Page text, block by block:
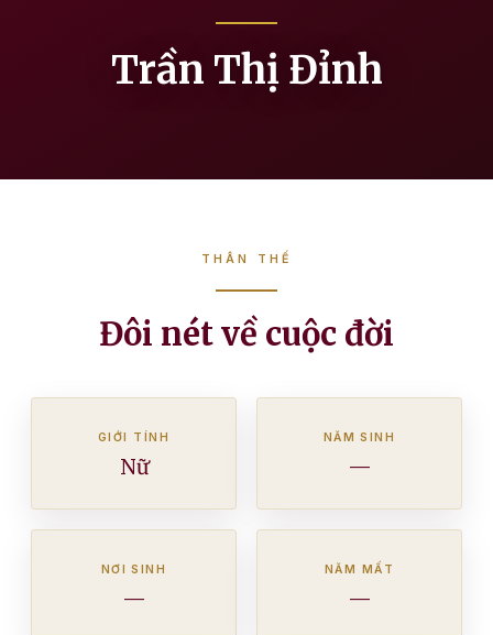
Trần Thị Đỉnh
THÂN THẾ
Đôi nét về cuộc đời
GIỚI TÍNH
Nữ
NĂM SINH
—
NƠI SINH
—
NĂM MẤT
—